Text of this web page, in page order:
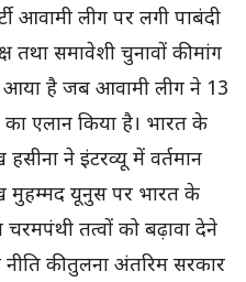
आवामी लीग पर लगी पाबंदी
तथा समावेशी चुनावों की मांग
है जब आवामी लीग ने 13
एलान किया है। भारत के
ने इंटरव्यू में वर्तमान
मुहम्मद यूनुस पर भारत के
तत्वों को बढ़ावा देने
की तुलना अंतरिम सरकार